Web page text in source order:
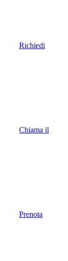
Richiedi
Chiama il
Prenota